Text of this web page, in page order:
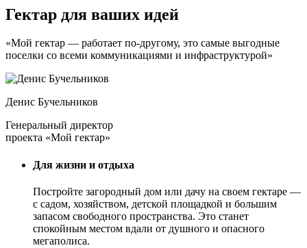
Гектар для ваших идей
«Мой гектар — работает по-другому, это самые выгодные
поселки со всеми коммуникациями и инфраструктурой»
Денис Бучельников
Генеральный директор
проекта «Мой гектар»
Для жизни и отдыха
Постройте загородный дом или дачу на своем гектаре —
с садом, хозяйством, детской площадкой и большим
запасом свободного пространства. Это станет
спокойным местом вдали от душного и опасного
мегаполиса.